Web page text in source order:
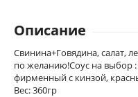
Описание
Свинина+Говядина, салат,
по желанию!Соус на выбор
фирменный с кинзой,
Вес: 360гр